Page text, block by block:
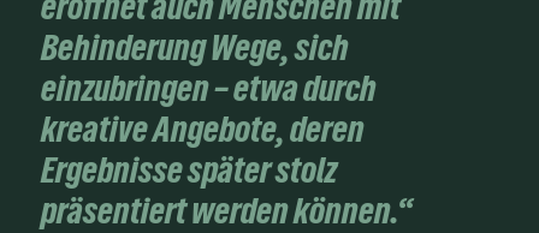
Behinderung Wege, sich
einzubringen – etwa durch
kreative Angebote, deren
Ergebnisse später stolz
präsentiert werden können.“